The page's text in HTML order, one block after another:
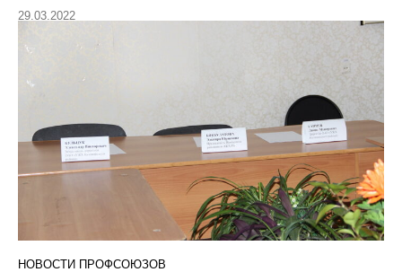
29.03.2022
НОВОСТИ ПРОФСОЮЗОВ